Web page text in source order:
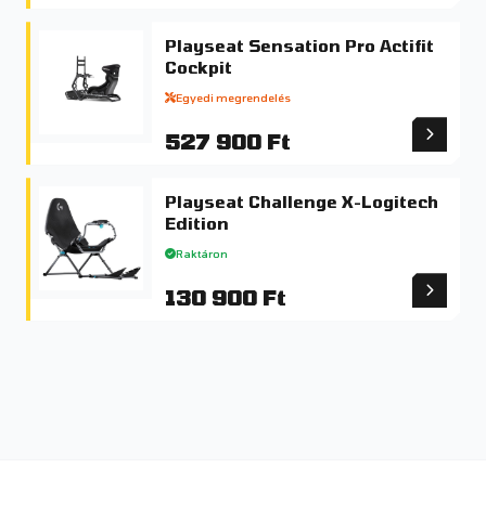
Playseat Sensation Pro Actifit
Cockpit
Egyedi megrendelés
527 900 Ft
Playseat Challenge X-Logitech
Edition
Raktáron
130 900 Ft